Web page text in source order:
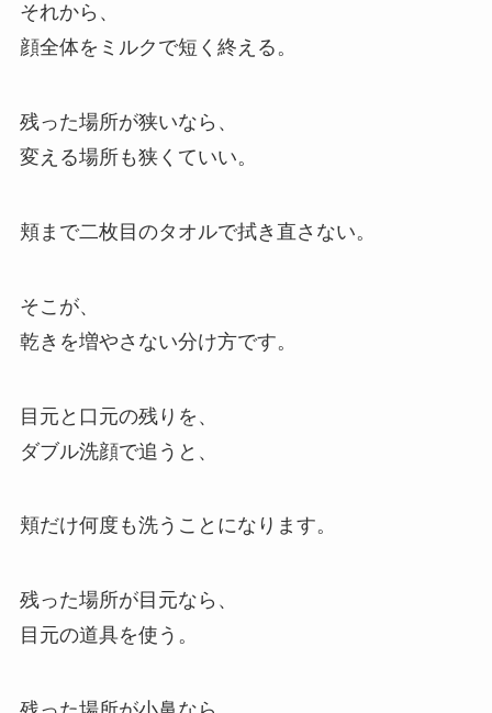
それから、
顔全体をミルクで短く終える。
残った場所が狭いなら、
変える場所も狭くていい。
頬まで二枚目のタオルで拭き直さない。
そこが、
乾きを増やさない分け方です。
目元と口元の残りを、
ダブル洗顔で追うと、
頬だけ何度も洗うことになります。
残った場所が目元なら、
目元の道具を使う。